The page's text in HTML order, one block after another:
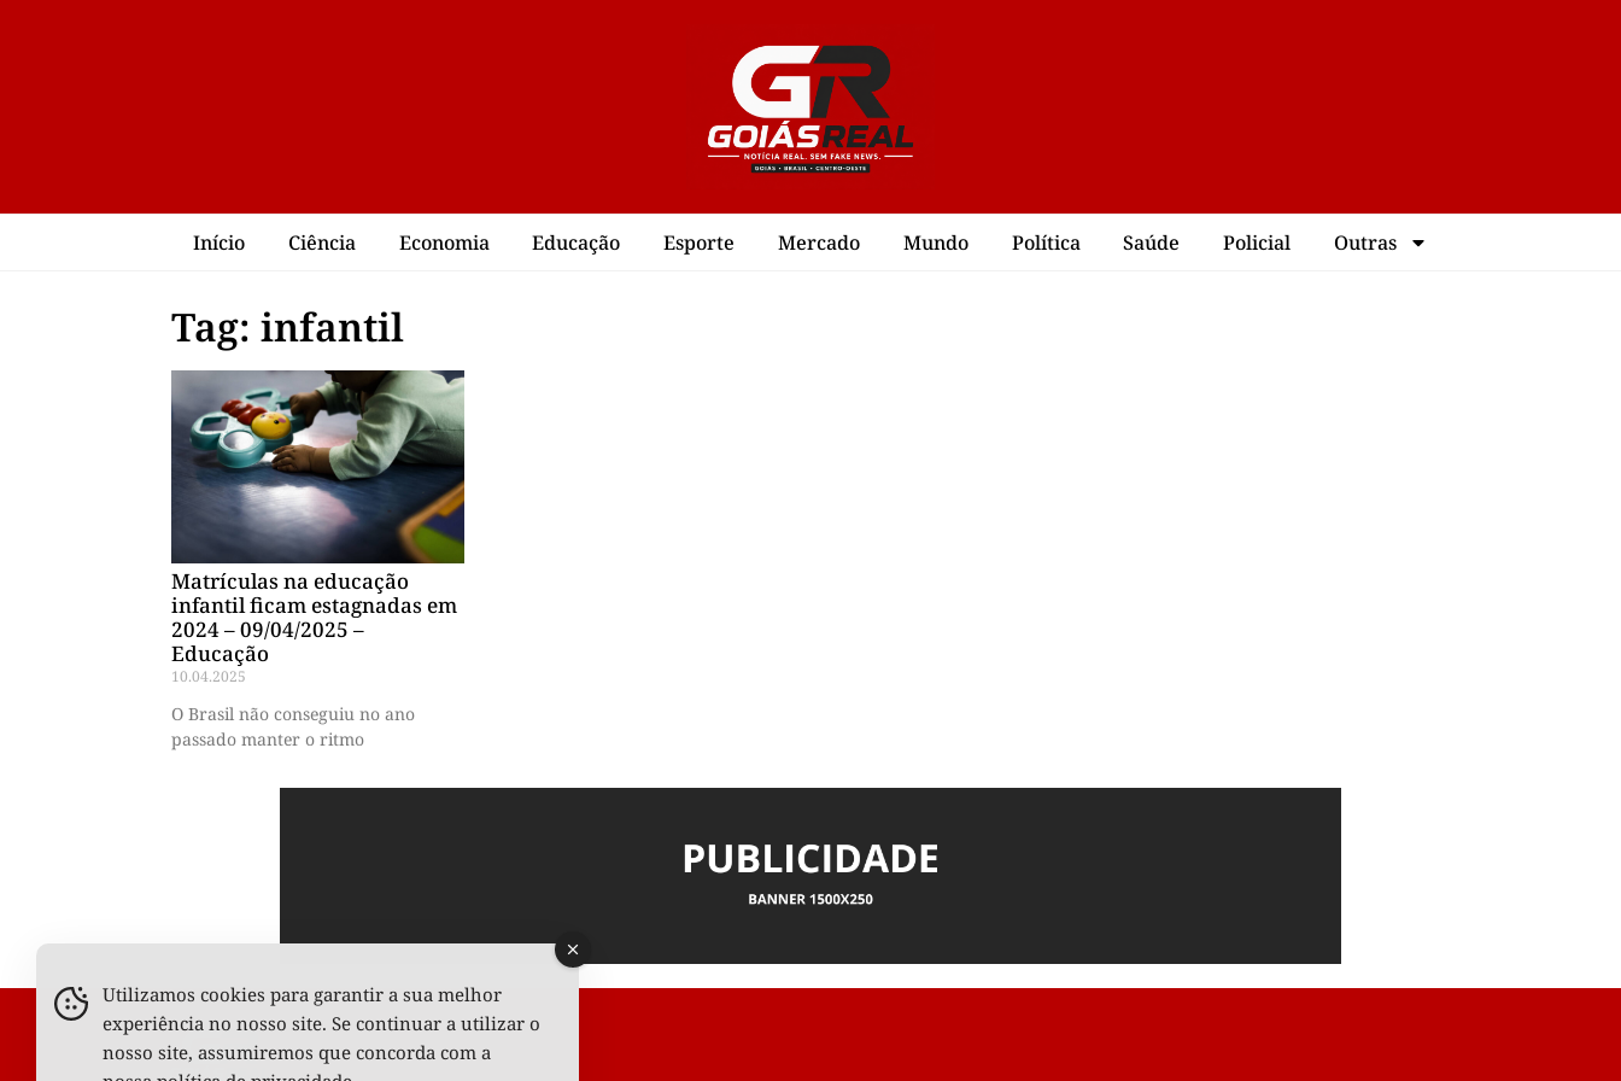
Início Ciência Economia Educação Esporte Mercado Mundo Política Saúde Policial Outras
Tag: infantil
Matrículas na educação
infantil ficam estagnadas em
2024 – 09/04/2025 –
Educação
10.04.2025
O Brasil não conseguiu no ano
passado manter o ritmo
Utilizamos cookies para garantir a sua melhor
experiência no nosso site. Se continuar a utilizar o
nosso site, assumiremos que concorda com a